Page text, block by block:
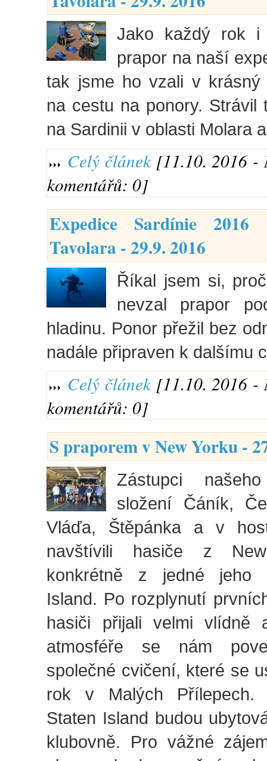
Jako každý rok i
prapor na naší
tak jsme ho vzali v krásný
na cestu na ponory. Strávil
na Sardinii v oblasti Molara
Celý článek[11.10. 2016 -
komentářů: 0]
Expedice Sardínie
Tavolara - 29.9. 2016
Říkal jsem si,
nevzal prapor
hladinu. Ponor přežil bez
nadále připraven k dalšímu
Celý článek[11.10. 2016 -
komentářů: 0]
S praporem v New Yorku -
Zástupci
složení Čáník,
Vláďa, Štěpánka a v
navštívili hasiče z
konkrétně z jedné jeho
Island. Po rozplynutí
hasiči přijali velmi vlídně
atmosféře se nám
společné cvičení, které se
rok v Malých Přílepech.
Staten Island budou
klubovně. Pro vážné